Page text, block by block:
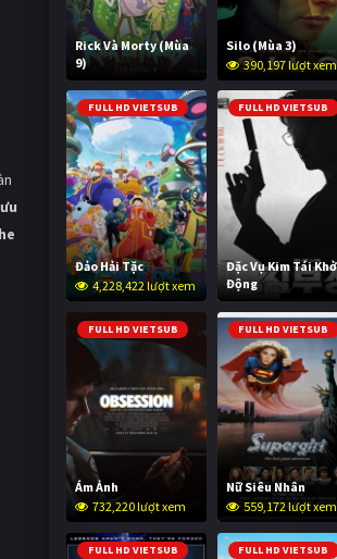
Rick Và Morty (Mùa
9)
3,010,457 lượt xem
Silo (Mùa 3)
390,197 lượt xem
FULL HD VIETSUB
Đảo Hải Tặc
4,228,422 lượt xem
FULL HD VIETSUB
Đặc Vụ Kim Tái
Động
608,092 lượt xem
FULL HD VIETSUB
Ám Ảnh
732,220 lượt xem
FULL HD VIETSUB
Nữ Siêu Nhân
559,172 lượt xem
FULL HD VIETSUB FULL HD VIETSUB